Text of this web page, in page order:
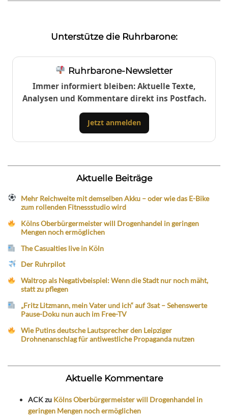
Unterstütze die Ruhrbarone:
Ruhrbarone-Newsletter
Immer informiert bleiben: Aktuelle Texte,
Analysen und Kommentare direkt ins Postfach.
Jetzt anmelden
Aktuelle Beiträge
Mehr Reichweite mit demselben Akku – oder wie das E-Bike
zum rollenden Fitnessstudio wird
Kölns Oberbürgermeister will Drogenhandel in geringen
Mengen noch ermöglichen
The Casualties live in Köln
Der Ruhrpilot
Waltrop als Negativbeispiel: Wenn die Stadt nur noch mäht,
statt zu pflegen
„Fritz Litzmann, mein Vater und ich“ auf 3sat – Sehenswerte
Pause-Doku nun auch im Free-TV
Wie Putins deutsche Lautsprecher den Leipziger
Drohnenanschlag für antiwestliche Propaganda nutzen
Aktuelle Kommentare
ACKzu Kölns Oberbürgermeister will Drogenhandel in
geringen Mengen noch ermöglichen